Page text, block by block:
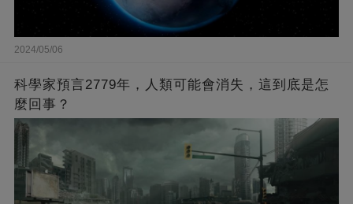
2024/05/06
科學家預言2779年，人類可能會消失，這到底是怎
麼回事？